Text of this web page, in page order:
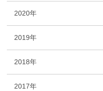
2020年
2019年
2018年
2017年